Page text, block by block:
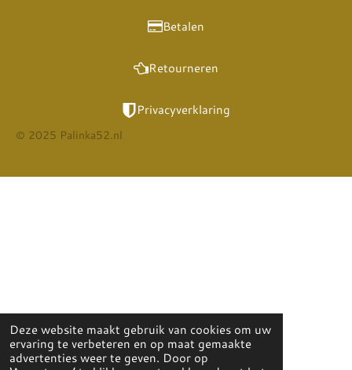
Deze website maakt gebruik van cookies om uw
ervaring te verbeteren en op maat gemaakte
advertenties weer te geven. Door op
Betalen
Retourneren
Privacyverklaring
© 2025 Palinka52.nl